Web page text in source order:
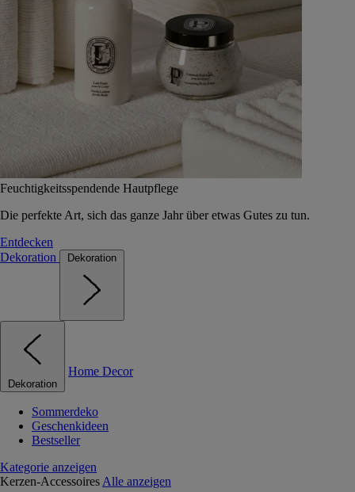
Feuchtigkeitsspendende Hautpflege
Die perfekte Art, sich das ganze Jahr über etwas Gutes zu tun.
Entdecken
Dekoration
Dekoration
Dekoration
Home Decor
Sommerdeko
Geschenkideen
Bestseller
Kategorie anzeigen
Kerzen-Accessoires Alle anzeigen